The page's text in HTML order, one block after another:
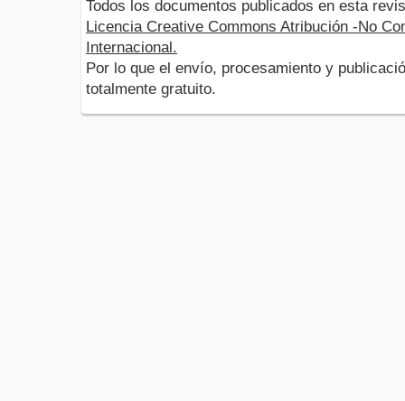
Todos los documentos publicados en esta
Licencia Creative Commons Atribución -No
Internacional.
Por lo que el envío, procesamiento y
totalmente gratuito.